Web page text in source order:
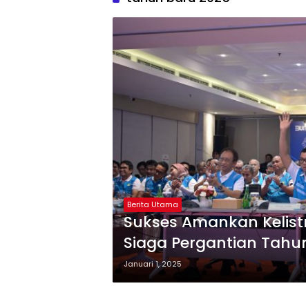
Berita Utama
Sukses Amankan
Siaga Pergantian
Januari 1, 2025